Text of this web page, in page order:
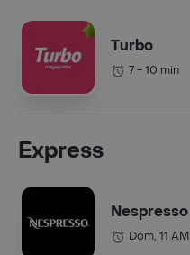
Turbo
7 - 10 min
Express
Nespresso
Dom, 11 AM